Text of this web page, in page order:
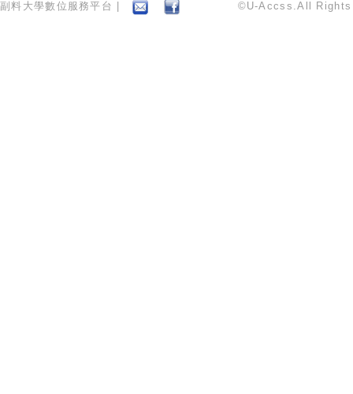
副料大學數位服務平台 | ©U-Accss.All Rights